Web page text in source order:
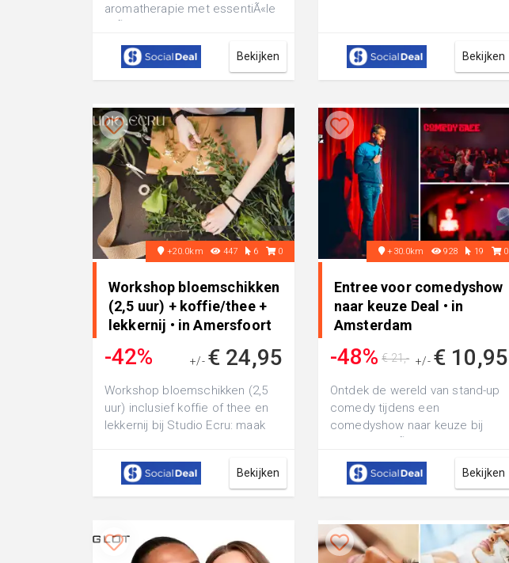
aromatherapie met essentiÃ«le
scan en 2 ...
Bekijken Bekijken
+20.0km 447 6 0
Workshop bloemschikken
(2,5 uur) + koffie/thee +
lekkernij • in Amersfoort
-42% +/- € 24,95
Workshop bloemschikken (2,5
uur) inclusief koffie of thee en
lekkernij bij Studio Ecru: maak
Bekijken
+30.0km 928 19 0
Entree voor comedyshow
naar keuze Deal • in
Amsterdam
-48% +/- € 10,95
€ 21,-
Ontdek de wereld van stand-up
comedy tijdens een
comedyshow naar keuze bij
beleef een hilarische av...
Bekijken